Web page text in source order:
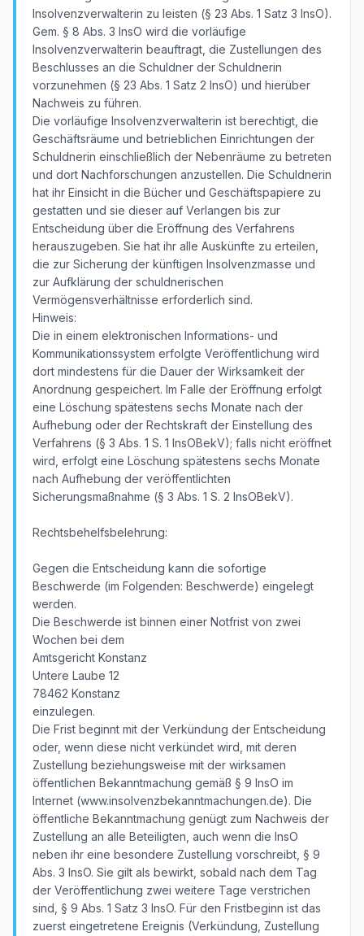
Insolvenzverwalterin zu leisten (§ 23 Abs. 1 Satz 3 InsO).
Gem. § 8 Abs. 3 InsO wird die vorläufige
Insolvenzverwalterin beauftragt, die Zustellungen des
Beschlusses an die Schuldner der Schuldnerin
vorzunehmen (§ 23 Abs. 1 Satz 2 InsO) und hierüber
Nachweis zu führen.
Die vorläufige Insolvenzverwalterin ist berechtigt, die
Geschäftsräume und betrieblichen Einrichtungen der
Schuldnerin einschließlich der Nebenräume zu betreten
und dort Nachforschungen anzustellen. Die Schuldnerin
hat ihr Einsicht in die Bücher und Geschäftspapiere zu
gestatten und sie dieser auf Verlangen bis zur
Entscheidung über die Eröffnung des Verfahrens
herauszugeben. Sie hat ihr alle Auskünfte zu erteilen,
die zur Sicherung der künftigen Insolvenzmasse und
zur Aufklärung der schuldnerischen
Vermögensverhältnisse erforderlich sind.
Hinweis:
Die in einem elektronischen Informations- und
Kommunikationssystem erfolgte Veröffentlichung wird
dort mindestens für die Dauer der Wirksamkeit der
Anordnung gespeichert. Im Falle der Eröffnung erfolgt
eine Löschung spätestens sechs Monate nach der
Aufhebung oder der Rechtskraft der Einstellung des
Verfahrens (§ 3 Abs. 1 S. 1 InsOBekV); falls nicht eröffnet
wird, erfolgt eine Löschung spätestens sechs Monate
nach Aufhebung der veröffentlichten
Sicherungsmaßnahme (§ 3 Abs. 1 S. 2 InsOBekV).
Rechtsbehelfsbelehrung:
Gegen die Entscheidung kann die sofortige
Beschwerde (im Folgenden: Beschwerde) eingelegt
werden.
Die Beschwerde ist binnen einer Notfrist von zwei
Wochen bei dem
Amtsgericht Konstanz
Untere Laube 12
78462 Konstanz
einzulegen.
Die Frist beginnt mit der Verkündung der Entscheidung
oder, wenn diese nicht verkündet wird, mit deren
Zustellung beziehungsweise mit der wirksamen
öffentlichen Bekanntmachung gemäß § 9 InsO im
Internet (www.insolvenzbekanntmachungen.de). Die
öffentliche Bekanntmachung genügt zum Nachweis der
Zustellung an alle Beteiligten, auch wenn die InsO
neben ihr eine besondere Zustellung vorschreibt, § 9
Abs. 3 InsO. Sie gilt als bewirkt, sobald nach dem Tag
der Veröffentlichung zwei weitere Tage verstrichen
sind, § 9 Abs. 1 Satz 3 InsO. Für den Fristbeginn ist das
zuerst eingetretene Ereignis (Verkündung, Zustellung